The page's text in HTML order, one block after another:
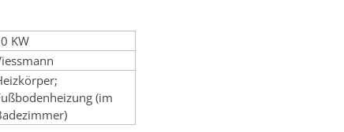
KW
(im